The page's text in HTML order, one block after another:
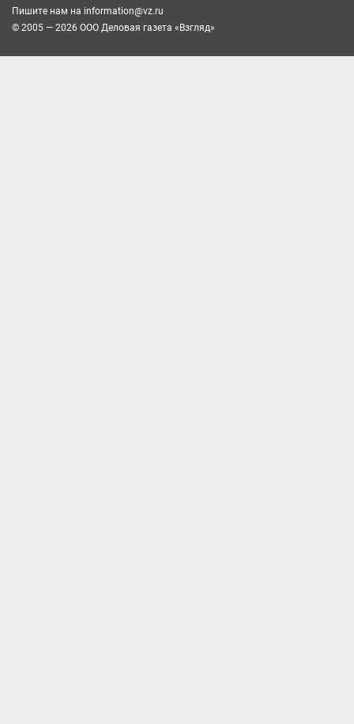
Пишите нам на information@vz.ru
© 2005 — 2026 ООО Деловая газета «Взгляд»